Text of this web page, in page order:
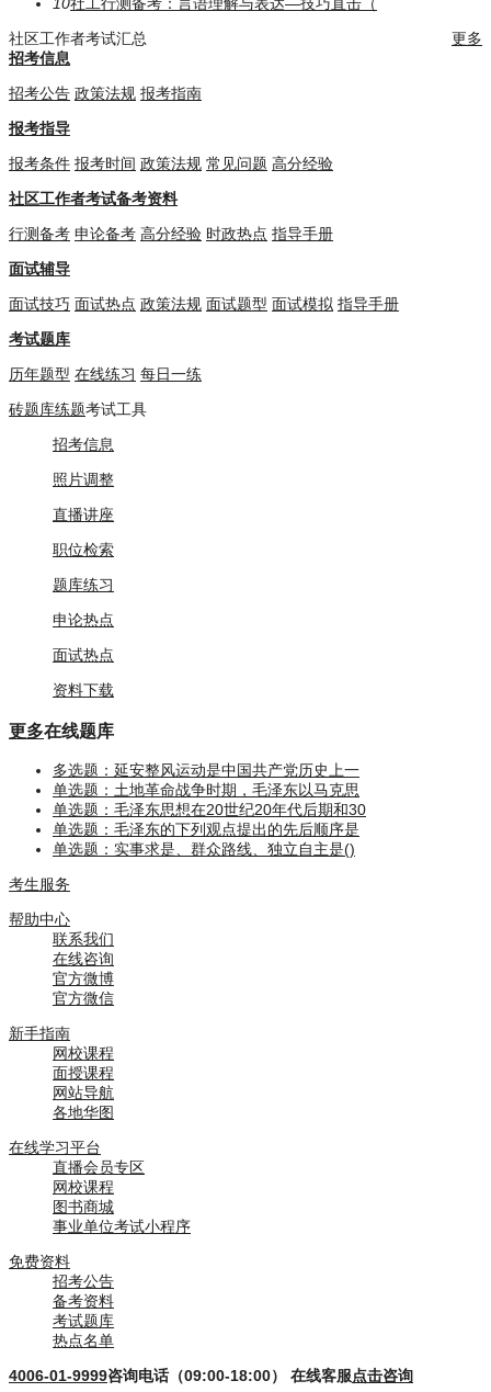
10社工行测备考：言语理解与表达—技巧直击（
社区工作者考试汇总
更多
招考信息
招考公告 政策法规 报考指南
报考指导
报考条件 报考时间 政策法规 常见问题 高分经验
社区工作者考试备考资料
行测备考 申论备考 高分经验 时政热点 指导手册
面试辅导
面试技巧 面试热点 政策法规 面试题型 面试模拟 指导手册
考试题库
历年题型 在线练习 每日一练
砖题库练题考试工具
招考信息
照片调整
直播讲座
职位检索
题库练习
申论热点
面试热点
资料下载
更多在线题库
多选题：延安整风运动是中国共产党历史上一
单选题：土地革命战争时期，毛泽东以马克思
单选题：毛泽东思想在20世纪20年代后期和30
单选题：毛泽东的下列观点提出的先后顺序是
单选题：实事求是、群众路线、独立自主是()
考生服务
帮助中心
联系我们
在线咨询
官方微博
官方微信
新手指南
网校课程
面授课程
网站导航
各地华图
在线学习平台
直播会员专区
网校课程
图书商城
事业单位考试小程序
免费资料
招考公告
备考资料
考试题库
热点名单
4006-01-9999咨询电话（09:00-18:00） 在线客服点击咨询